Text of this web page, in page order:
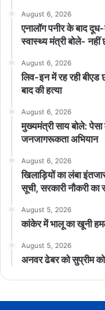
August 6, 2026
एनालॉग पनीर के बाद
स्वास्थ्य मंत्री बोले- नहीं
August 6, 2026
लिव-इन में रह रही बीएड
बाद की हत्या
August 6, 2026
मुख्यमंत्री साय बोले:
जनजागरूकता अभियान
August 6, 2026
खिलाड़ियों का लंबा
सूची, सरकारी नौकरी का
August 5, 2026
कांकेर में भालू का खूनी
August 5, 2026
अनवर ढेबर को सुप्रीम